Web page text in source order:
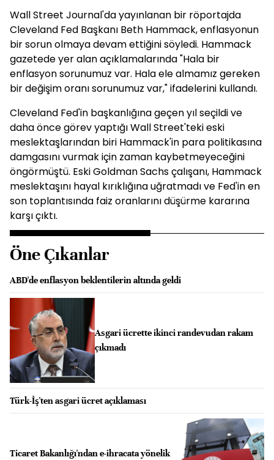
Wall Street Journal'da yayınlanan bir röportajda
Cleveland Fed Başkanı Beth Hammack, enflasyonun
bir sorun olmaya devam ettiğini söyledi. Hammack
gazetede yer alan açıklamalarında "Hala bir
enflasyon sorunumuz var. Hala ele almamız gereken
bir değişim oranı sorunumuz var," ifadelerini kullandı.
Cleveland Fed'in başkanlığına geçen yıl seçildi ve
daha önce görev yaptığı Wall Street'teki eski
meslektaşlarından biri Hammack'in para politikasına
damgasını vurmak için zaman kaybetmeyeceğini
öngörmüştü. Eski Goldman Sachs çalışanı, Hammack
meslektaşını hayal kırıklığına uğratmadı ve Fed'in en
son toplantısında faiz oranlarını düşürme kararına
karşı çıktı.
Öne Çıkanlar
ABD'de enflasyon beklentilerin altında geldi
Asgari ücrette ikinci randevudan rakam
çıkmadı
Türk-İş'ten asgari ücret açıklaması
Ticaret Bakanlığı'ndan e-ihracata yönelik